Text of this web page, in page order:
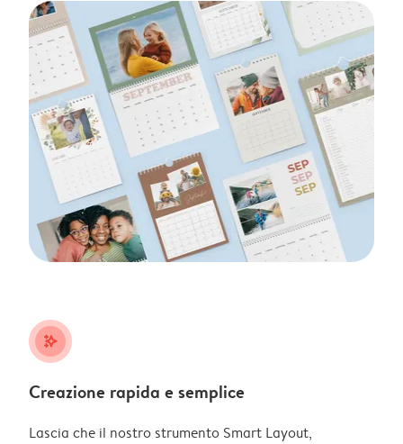
stars_plus
Creazione rapida e semplice
Lascia che il nostro strumento Smart Layout,